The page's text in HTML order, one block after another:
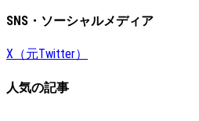
SNS・ソーシャルメディア
X（元Twitter）
人気の記事